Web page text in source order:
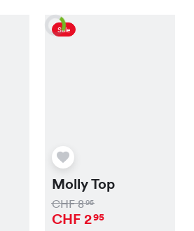
Sale
Molly Top
CHF895
CHF295